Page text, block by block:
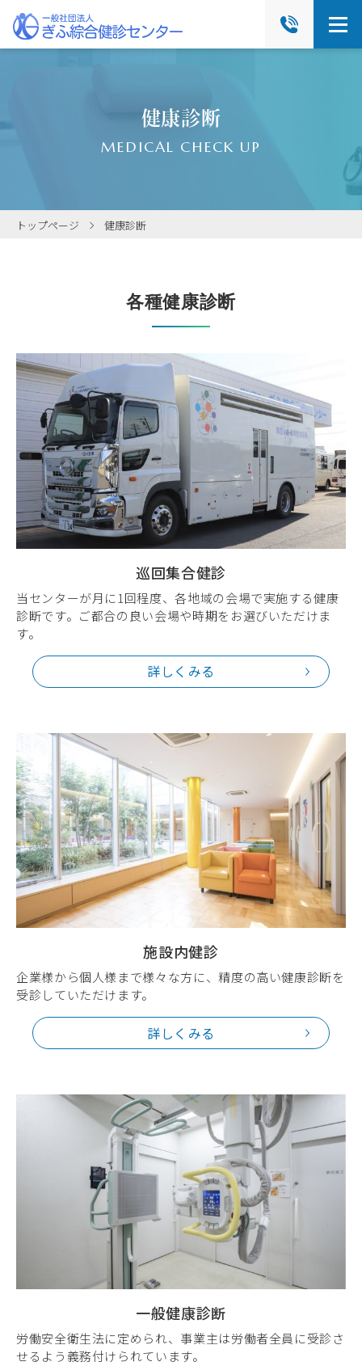
健康診断
MEDICAL CHECK UP
トップページ 健康診断
各種健康診断
巡回集合健診
当センターが月に1回程度、各地域の会場で実施する健康
診断です。ご都合の良い会場や時期をお選びいただけま
す。
詳しくみる
施設内健診
企業様から個人様まで様々な方に、精度の高い健康診断を
受診していただけます。
詳しくみる
一般健康診断
労働安全衛生法に定められ、事業主は労働者全員に受診さ
せるよう義務付けられています。